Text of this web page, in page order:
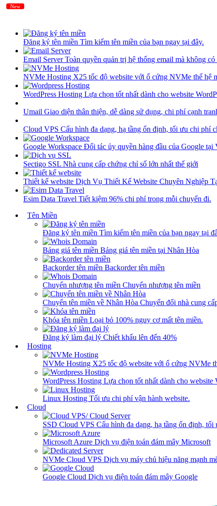
Đăng ký tên miền Tìm kiếm tên miền của bạn ngay tại đây.
Email ServerToàn quyền quản trị hệ thống email mà không
NVMe Hosting X25 tốc độ website với ổ cứng NVMe thế hệ
WordPress Hosting Lựa chọn tốt nhất dành cho website
Umail Giao diện thân thiện, dễ dàng sử dụng, chi phí cạnh
Cloud VPS Cấu hình đa dạng, hạ tầng ổn định, tối ưu chi phí
Google Workspace Đối tác ủy quyền hàng đầu của Google tại
Sectigo SSL Nhà cung cấp chứng chỉ số lớn nhất thế giới
Thiết kế website Dịch Vụ Thiết Kế Website Chuyên Nghiệp
Esim Data Travel Tiết kiệm 96% chi phí trong mỗi chuyến đi.
Tên Miền
Đăng ký tên miền Tìm kiếm tên miền của bạn ngay tại
Bảng giá tên miền Bảng giá tên miền tại Nhân Hòa
Backorder tên miền Backorder tên miền
Chuyển nhượng tên miền Chuyển nhượng tên miền
Chuyển tên miền về Nhân Hòa Chuyển đổi nhà cung
Khóa tên miền Loại bỏ 100% nguy cơ mất tên miền.
Đăng ký làm đại lý Chiết khấu lên đến 40%
Hosting
NVMe Hosting X25 tốc độ website với ổ cứng NVMe
WordPress Hosting Lựa chọn tốt nhất dành cho website
Linux Hosting Tối ưu chi phí vận hành website.
New
Cloud
SSD Cloud VPS Cấu hình đa dạng, hạ tầng ổn định,
Microsoft Azure Dịch vụ điện toán đám mây Microsoft
NVMe Cloud VPS Dịch vụ máy chủ hiệu năng mạnh
Google Cloud Dịch vụ điện toán đám mây Google
New